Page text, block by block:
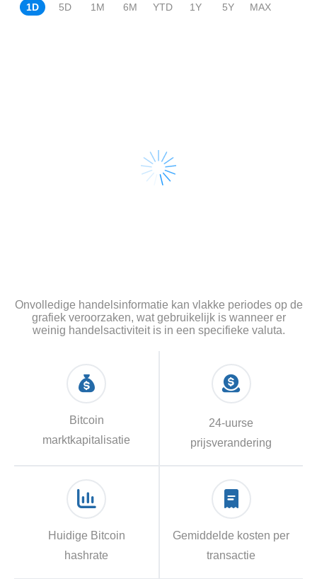
1D 5D 1M 6M YTD 1Y 5Y MAX
Onvolledige handelsinformatie kan vlakke periodes op de
grafiek veroorzaken, wat gebruikelijk is wanneer er
weinig handelsactiviteit is in een specifieke valuta.
Bitcoin
marktkapitalisatie
24-uurse
prijsverandering
Huidige Bitcoin
hashrate
Gemiddelde kosten per
transactie